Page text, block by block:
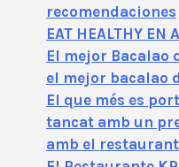
recomendaciones
EAT HEALTHY EN
El mejor Bacalao
el mejor bacalao
El que més es
tancat amb un
amb el restaurant